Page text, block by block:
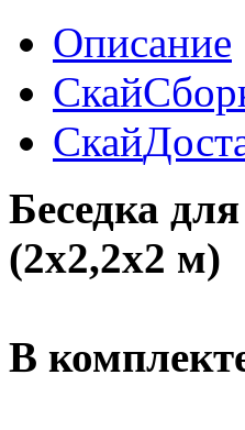
Описание
Скай
Скай
Беседка
(2х2,2х2 м)
В